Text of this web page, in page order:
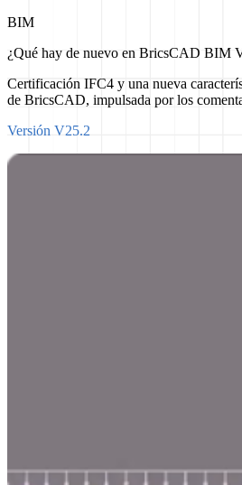
BIM
¿Qué hay de nuevo en BricsCAD BIM
Certificación IFC4 y una nueva
de BricsCAD, impulsada por los
Versión V25.2